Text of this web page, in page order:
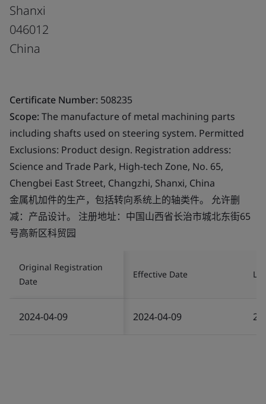
Shanxi
046012
China
Certificate Number: 508235
Scope:The manufacture of metal machining parts
including shafts used on steering system. Permitted
Exclusions: Product design. Registration address:
Science and Trade Park, High-tech Zone, No. 65,
Chengbei East Street, Changzhi, Shanxi, China
金属机加件的生产，包括转向系统上的轴类件。 允许删
减：产品设计。 注册地址：中国山西省长治市城北东街65
号高新区科贸园
Original Registration
Date
Effective Date
2024-04-09 2024-04-09